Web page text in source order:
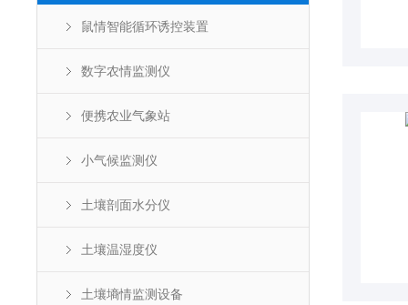
鼠情智能循环诱控装置
数字农情监测仪
便携农业气象站
小气候监测仪
土壤剖面水分仪
土壤温湿度仪
土壤墒情监测设备